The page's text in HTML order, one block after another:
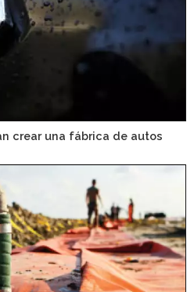
crear una fábrica de autos